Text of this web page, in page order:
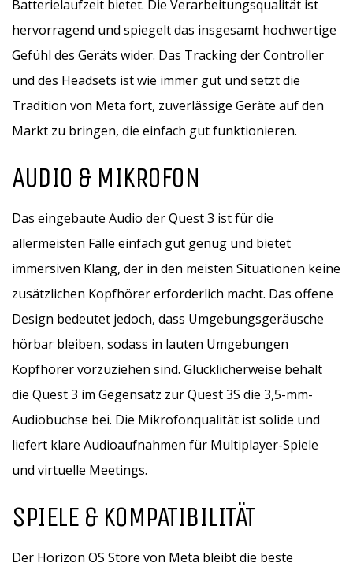
Batterielaufzeit bietet. Die Verarbeitungsqualität ist
hervorragend und spiegelt das insgesamt hochwertige
Gefühl des Geräts wider. Das Tracking der Controller
und des Headsets ist wie immer gut und setzt die
Tradition von Meta fort, zuverlässige Geräte auf den
Markt zu bringen, die einfach gut funktionieren.
AUDIO & MIKROFON
Das eingebaute Audio der Quest 3 ist für die
allermeisten Fälle einfach gut genug und bietet
immersiven Klang, der in den meisten Situationen keine
zusätzlichen Kopfhörer erforderlich macht. Das offene
Design bedeutet jedoch, dass Umgebungsgeräusche
hörbar bleiben, sodass in lauten Umgebungen
Kopfhörer vorzuziehen sind. Glücklicherweise behält
die Quest 3 im Gegensatz zur Quest 3S die 3,5-mm-
Audiobuchse bei. Die Mikrofonqualität ist solide und
liefert klare Audioaufnahmen für Multiplayer-Spiele
und virtuelle Meetings.
SPIELE & KOMPATIBILITÄT
Der Horizon OS Store von Meta bleibt die beste